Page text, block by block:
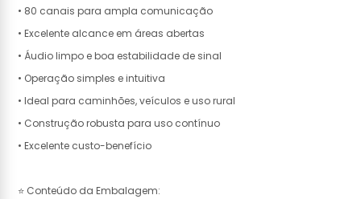
• 80 canais para ampla comunicação
• Excelente alcance em áreas abertas
• Áudio limpo e boa estabilidade de sinal
• Operação simples e intuitiva
• Ideal para caminhões, veículos e uso rural
• Construção robusta para uso contínuo
• Excelente custo-benefício
⭐ Conteúdo da Embalagem: